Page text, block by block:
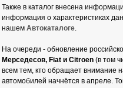
Также в каталог внесена
информация о характеристиках
нашем Автокаталоге.
На очереди - обновление
Мерседесов, Fiat и Citroen(в том
всем тем, кто обращает внимание
автомобилей начнётся в апреле.